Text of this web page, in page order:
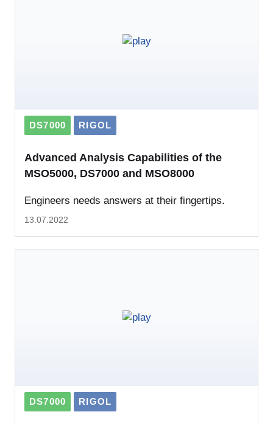
DS7000 RIGOL
Advanced Analysis Capabilities of the
MSO5000, DS7000 and MSO8000
Engineers needs answers at their fingertips.
13.07.2022
DS7000 RIGOL